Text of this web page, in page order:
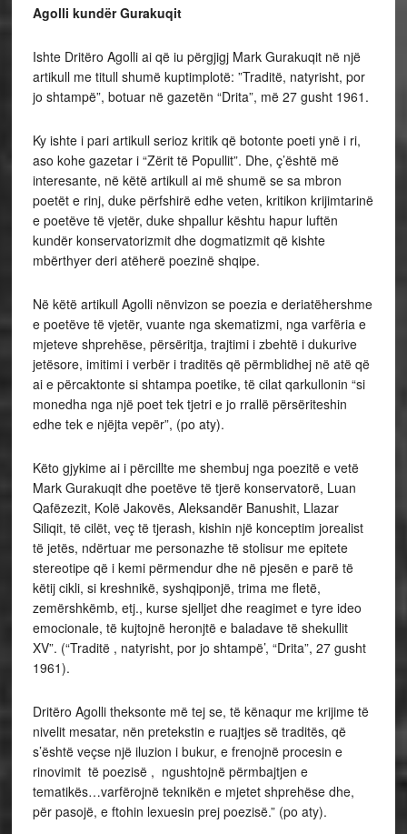
Agolli kundër Gurakuqit
Ishte Dritëro Agolli ai që iu përgjigj Mark Gurakuqit në një
artikull me titull shumë kuptimplotë: ”Traditë, natyrisht, por
jo shtampë”, botuar në gazetën “Drita”, më 27 gusht 1961.
Ky ishte i pari artikull serioz kritik që botonte poeti ynë i ri,
aso kohe gazetar i “Zërit të Popullit”. Dhe, ç’është më
interesante, në këtë artikull ai më shumë se sa mbron
poetët e rinj, duke përfshirë edhe veten, kritikon krijimtarinë
e poetëve të vjetër, duke shpallur kështu hapur luftën
kundër konservatorizmit dhe dogmatizmit që kishte
mbërthyer deri atëherë poezinë shqipe.
Në këtë artikull Agolli nënvizon se poezia e deriatëhershme
e poetëve të vjetër, vuante nga skematizmi, nga varfëria e
mjeteve shprehëse, përsëritja, trajtimi i zbehtë i dukurive
jetësore, imitimi i verbër i traditës që përmblidhej në atë që
ai e përcaktonte si shtampa poetike, të cilat qarkullonin “si
monedha nga një poet tek tjetri e jo rrallë përsëriteshin
edhe tek e njëjta vepër”, (po aty).
Këto gjykime ai i përcillte me shembuj nga poezitë e vetë
Mark Gurakuqit dhe poetëve të tjerë konservatorë, Luan
Qafëzezit, Kolë Jakovës, Aleksandër Banushit, Llazar
Siliqit, të cilët, veç të tjerash, kishin një konceptim jorealist
të jetës, ndërtuar me personazhe të stolisur me epitete
stereotipe që i kemi përmendur dhe në pjesën e parë të
këtij cikli, si kreshnikë, syshqiponjë, trima me fletë,
zemërshkëmb, etj., kurse sjelljet dhe reagimet e tyre ideo
emocionale, të kujtojnë heronjtë e baladave të shekullit
XV”. (“Traditë , natyrisht, por jo shtampë’, “Drita”, 27 gusht
1961).
Dritëro Agolli theksonte më tej se, të kënaqur me krijime të
nivelit mesatar, nën pretekstin e ruajtjes së traditës, që
s’është veçse një iluzion i bukur, e frenojnë procesin e
rinovimit të poezisë , ngushtojnë përmbajtjen e
tematikës…varfërojnë teknikën e mjetet shprehëse dhe,
për pasojë, e ftohin lexuesin prej poezisë.” (po aty).